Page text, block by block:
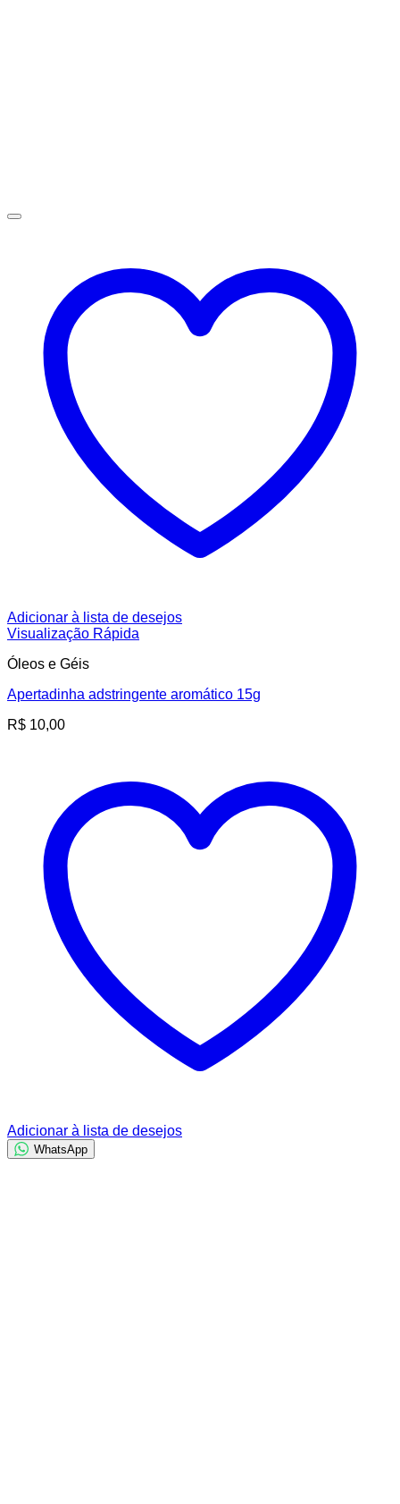
Adicionar à lista de desejos
Visualização Rápida
Óleos e Géis
Apertadinha adstringente aromático 15g
R$ 10,00
Adicionar à lista de desejos
WhatsApp